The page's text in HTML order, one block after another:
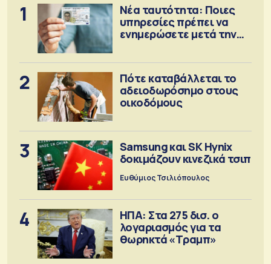
1
Νέα ταυτότητα: Ποιες
υπηρεσίες πρέπει να
ενημερώσετε μετά την
2
Πότε καταβάλλεται το
αδειοδωρόσημο στους
οικοδόμους
3
Samsung και SK Hynix
δοκιμάζουν κινεζικά τσιπ
Ευθύμιος Τσιλιόπουλος
4
ΗΠΑ: Στα 275 δισ. ο
λογαριασμός για τα
θωρηκτά «Τραμπ»